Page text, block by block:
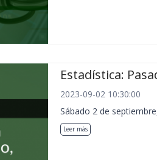
Estadística:
2023-09-02 10:30:00
Sábado 2 de
Leer más